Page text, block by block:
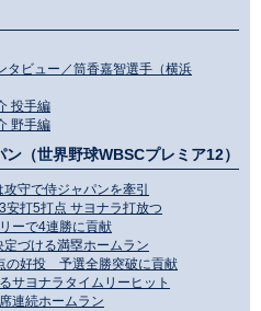
タビュー／筒香嘉智選手（横浜
投手編
野手編
（世界野球WBSCプレミア12）
守で侍ジャパンを牽引
打5打点 サヨナラ打放つ
ーで4連勝に貢献
づける満塁ホームラン
の好投 予選全勝突破に貢献
サヨナラタイムリーヒット
連続ホームラン